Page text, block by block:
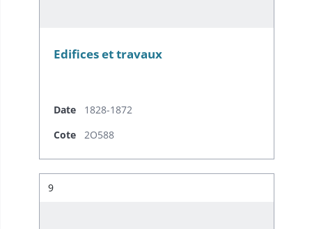
Edifices et travaux
Date
1828-1872
Cote
2O588
Résultat n°
9